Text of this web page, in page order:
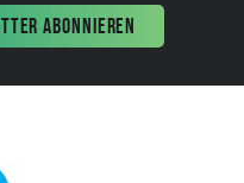
ABONNIEREN